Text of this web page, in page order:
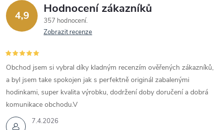
4,9 Hodnocení zákazníků
357 hodnocení
Zobrazit recenze
7.4.2026
Obchod jsem si vybral díky kladným recenzím ověřených zákazníků,
a byl jsem take spokojen jak s perfektně originál zabalenými
hodinkami, super kvalita výrobku, dodržení doby doručení a dobrá
komunikace obchodu.V